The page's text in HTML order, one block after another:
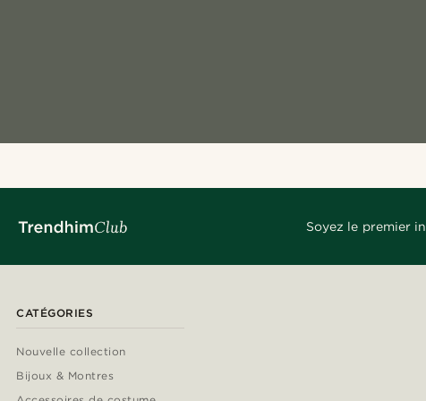
Soyez le premier
CATÉGORIES
Nouvelle collection
Bijoux & Montres